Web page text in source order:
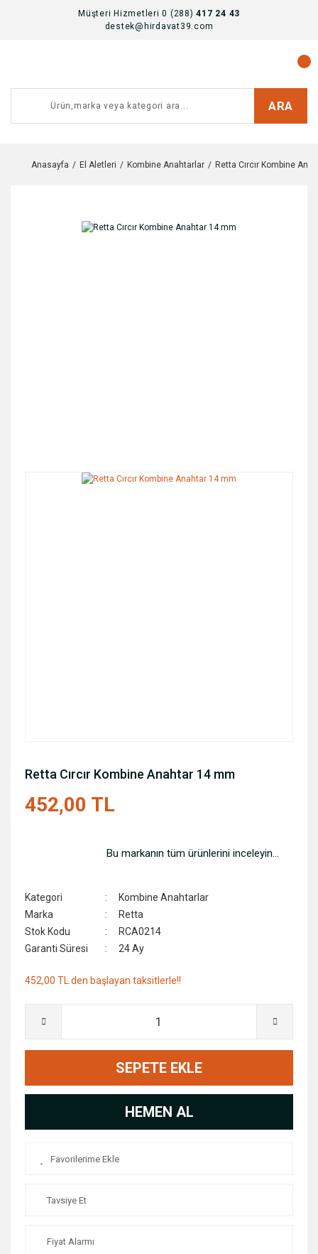
Müşteri Hizmetleri 0 (288)417 24 43
destek@hirdavat39.com
ARA
Anasayfa El Aletleri Kombine Anahtarlar Retta Cırcır Kombine
Retta Cırcır Kombine Anahtar 14 mm
452,00 TL
Bu markanın tüm ürünlerini inceleyin...
Kategori
Kombine Anahtarlar
Marka
Retta
Stok Kodu
RCA0214
Garanti Süresi
24 Ay
452,00 TL den başlayan taksitlerle!!
SEPETE EKLE
HEMEN AL
Tavsiye Et
Fiyat Alarmı